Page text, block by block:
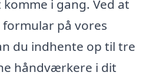
i gang. Ved at
på vores
du indhente op til tre
håndværkere i dit